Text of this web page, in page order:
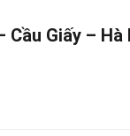
Giấy – Hà